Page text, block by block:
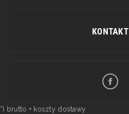
KONTAKT
*) brutto + koszty dostawy